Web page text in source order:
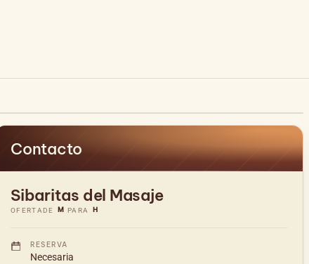
Contacto
Sibaritas del Masaje
OFERTA DE M PARA H
RESERVA
Necesaria